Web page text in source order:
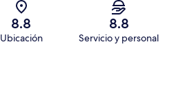
8.8
Ubicación
8.8
Servicio y personal